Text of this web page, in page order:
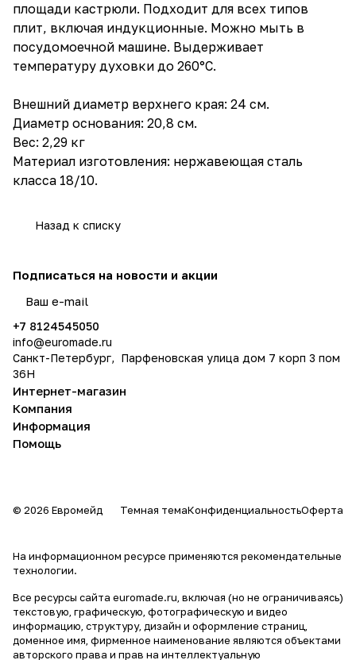
площади кастрюли. Подходит для всех типов
плит, включая индукционные. Можно мыть в
посудомоечной машине. Выдерживает
температуру духовки до 260°C.
Внешний диаметр верхнего края: 24 см.
Диаметр основания: 20,8 см.
Вес: 2,29 кг
Материал изготовления: нержавеющая сталь
класса 18/10.
Назад к списку
Подписаться на новости и акции
+7 8124545050
info@euromade.ru
Санкт-Петербург, Парфеновская улица дом 7 корп 3 пом
36Н
Интернет-магазин
Компания
Информация
Помощь
© 2026 Евромейд Темная темаКонфиденциальностьОферта
На информационном ресурсе применяются рекомендательные
технологии.
Все ресурсы сайта euromade.ru, включая (но не ограничиваясь)
текстовую, графическую, фотографическую и видео
информацию, структуру, дизайн и оформление страниц,
доменное имя, фирменное наименование являются объектами
авторского права и прав на интеллектуальную